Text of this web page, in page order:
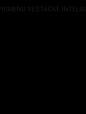
VEŠTAČKE